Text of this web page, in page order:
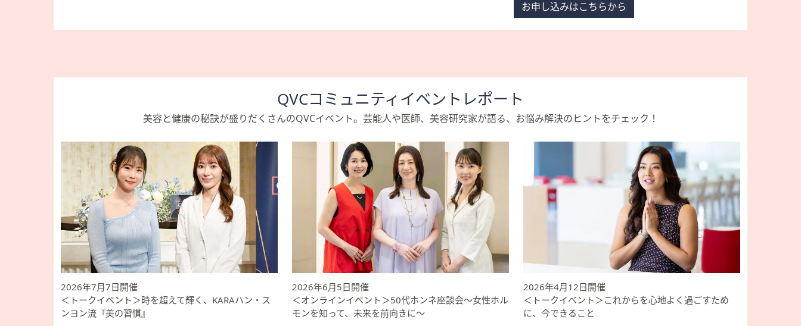
で
お申し込みはこちらから
QVCコミュニティイベントレポート
美容と健康の秘訣が盛りだくさんのQVCイベント。芸能人や医師、美容研究家が語る、お悩み解決のヒントをチェック！
2026年7月7日開催
＜トークイベント＞時を超えて輝く、KARAハン・ス
ンヨン流『美の習慣』
2026年6月5日開催
＜オンラインイベント＞50代ホンネ座談会～女性ホル
モンを知って、未来を前向きに～
2026年4月12日開催
＜トークイベント＞これからを心地よく過ごすため
に、今できること